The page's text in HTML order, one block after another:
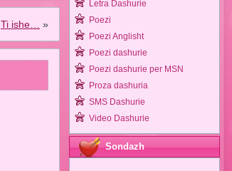
Ti ishe… »
Letra Dashurie
Poezi
Poezi Anglisht
Poezi dashurie
Poezi dashurie per MSN
Proza dashuria
SMS Dashurie
Video Dashurie
Sondazh